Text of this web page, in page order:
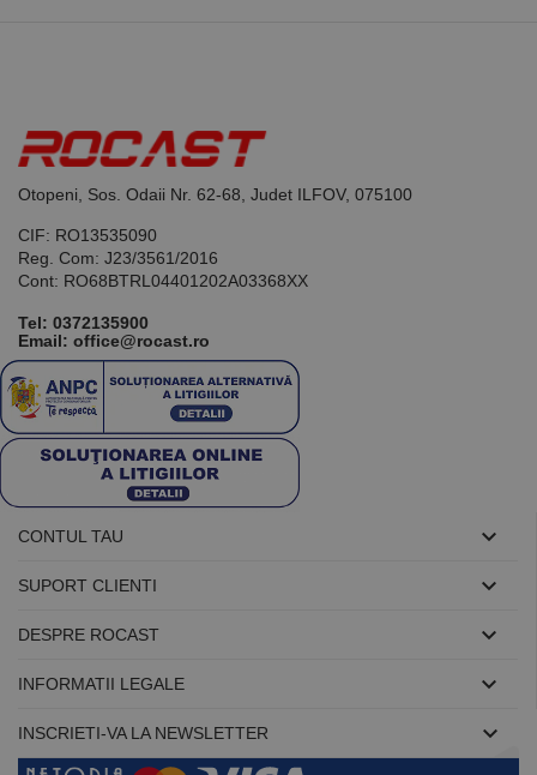
Otopeni, Sos. Odaii Nr. 62-68, Judet ILFOV, 075100
CIF: RO13535090
Reg. Com: J23/3561/2016
Cont: RO68BTRL04401202A03368XX
Tel: 0372135900
Email: office@rocast.ro
CONTUL TAU 
SUPORT CLIENTI 
DESPRE ROCAST 
INFORMATII LEGALE 
INSCRIETI-VA LA NEWSLETTER 